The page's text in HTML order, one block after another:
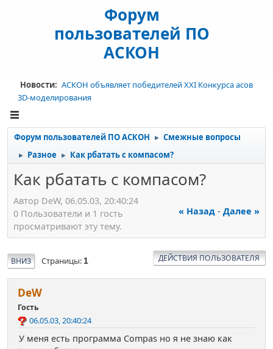
Форум
пользователей ПО
АСКОН
Новости: АСКОН объявляет победителей XXI Конкурса асов
3D-моделирования
Форум пользователей ПО АСКОН ► Смежные вопросы
► Разное ► Как рбатать с компасом?
Как рбатать с компасом?
Автор DeW, 06.05.03, 20:40:24
« Назад - Далее »
0 Пользователи и 1 гость
просматривают эту тему.
ВНИЗ Страницы 1 ДЕЙСТВИЯ ПОЛЬЗОВАТЕЛЯ
DeW
Гость
06.05.03, 20:40:24
У меня есть программа Compas но я не знаю как